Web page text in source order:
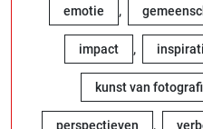
emotie ,
impact ,
kunst van
perspectieven ,